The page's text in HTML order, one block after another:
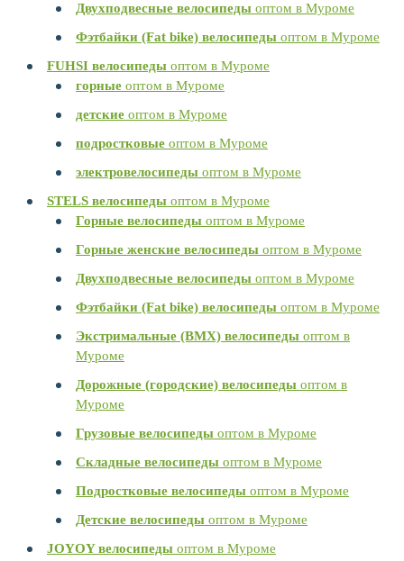
Двухподвесные велосипеды оптом в Муроме
Фэтбайки (Fat bike) велосипеды оптом в Муроме
FUHSI велосипеды оптом в Муроме
горные оптом в Муроме
детские оптом в Муроме
подростковые оптом в Муроме
электровелосипеды оптом в Муроме
STELS велосипеды оптом в Муроме
Горные велосипеды оптом в Муроме
Горные женские велосипеды оптом в Муроме
Двухподвесные велосипеды оптом в Муроме
Фэтбайки (Fat bike) велосипеды оптом в Муроме
Экстримальные (BMX) велосипеды оптом в
Муроме
Дорожные (городские) велосипеды оптом в
Муроме
Грузовые велосипеды оптом в Муроме
Складные велосипеды оптом в Муроме
Подростковые велосипеды оптом в Муроме
Детские велосипеды оптом в Муроме
JOYOY велосипеды оптом в Муроме